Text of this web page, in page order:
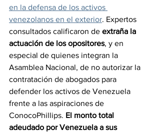
en la defensa de los activos
venezolanos en el exterior. Expertos
consultados calificaron de extraña la
actuación de los opositores, y en
especial de quienes integran la
Asamblea Nacional, de no autorizar la
contratación de abogados para
defender los activos de Venezuela
frente a las aspiraciones de
ConocoPhillips. El monto total
adeudado por Venezuela a sus